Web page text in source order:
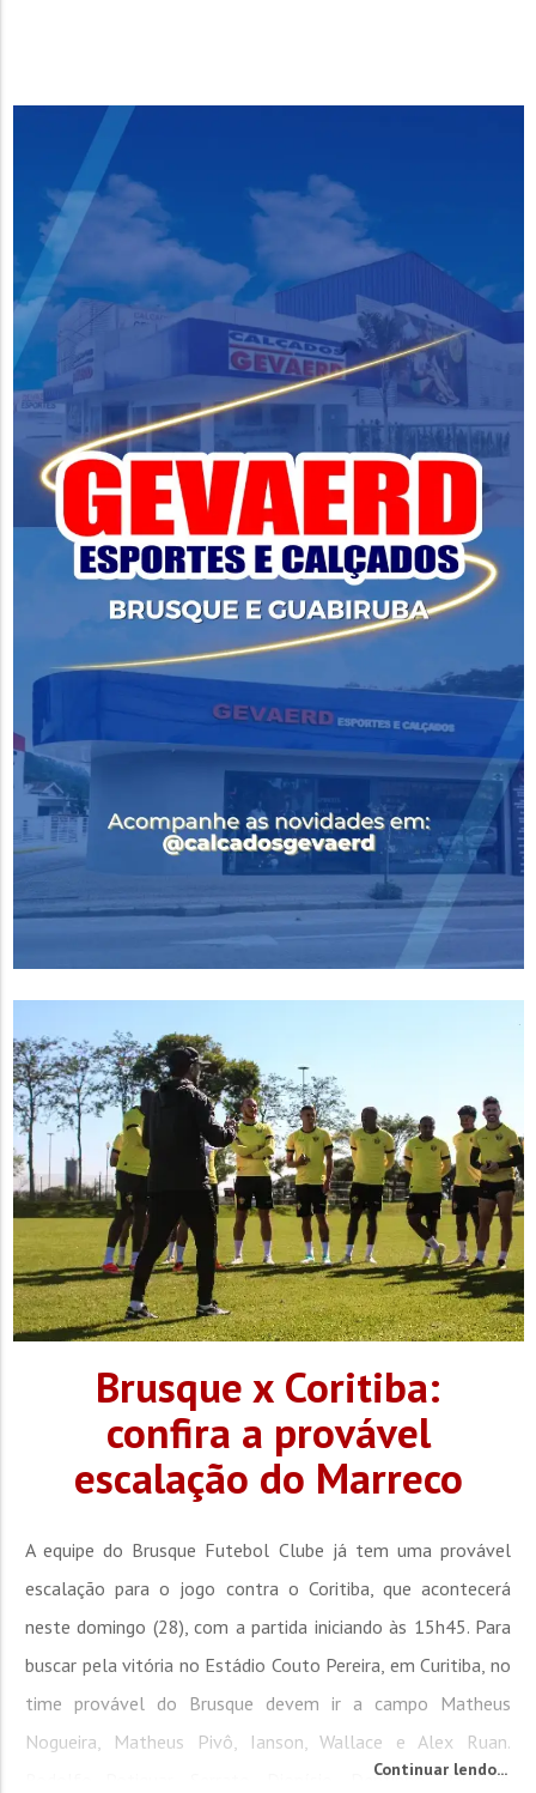
Brusque x Coritiba:
confira a provável
escalação do Marreco
A equipe do Brusque Futebol Clube já tem uma provável
escalação para o jogo contra o Coritiba, que acontecerá
neste domingo (28), com a partida iniciando às 15h45. Para
buscar pela vitória no Estádio Couto Pereira, em Curitiba, no
time provável do Brusque devem ir a campo Matheus
Nogueira, Matheus Pivô, Ianson, Wallace e Alex Ruan.
Rodolfo Potiguar, Serrato, Dionísio, Dentinho, Paulinho
Continuar lendo...